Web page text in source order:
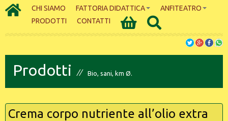
CHI SIAMO
FATTORIA DIDATTICA
ANFITEATRO
PRODOTTI
CONTATTI
Prodotti Bio, sani, km Ø.
Crema corpo nutriente all’olio extra